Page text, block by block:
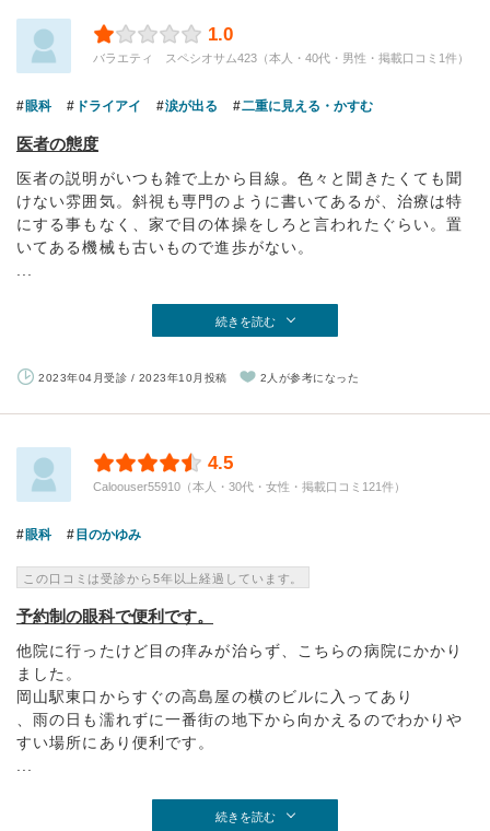
1.0
バラエティ スペシオサム423（本人・40代・男性・掲載口コミ1件）
眼科 ドライアイ 涙が出る 二重に見える・かすむ
医者の態度
医者の説明がいつも雑で上から目線。色々と聞きたくても聞
けない雰囲気。斜視も専門のように書いてあるが、治療は特
にする事もなく、家で目の体操をしろと言われたぐらい。置
いてある機械も古いもので進歩がない。
続きを読む
2023年04月受診 / 2023年10月投稿 2人が参考になった
4.5
Caloouser55910（本人・30代・女性・掲載口コミ121件）
眼科 目のかゆみ
この口コミは受診から5年以上経過しています。
予約制の眼科で便利です。
他院に行ったけど目の痒みが治らず、こちらの病院にかかり
ました。
岡山駅東口からすぐの高島屋の横のビルに入ってあり
、雨の日も濡れずに一番街の地下から向かえるのでわかりや
すい場所にあり便利です。
続きを読む